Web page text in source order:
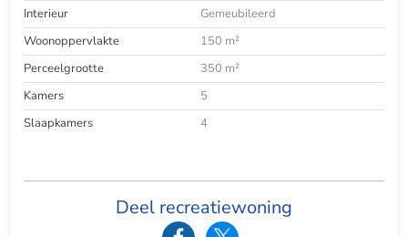
Interieur
Gemeubileerd
Woonoppervlakte
150 m²
Perceelgrootte
350 m²
Kamers
5
Slaapkamers
4
Deel recreatiewoning